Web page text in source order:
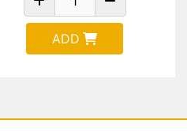
ADD